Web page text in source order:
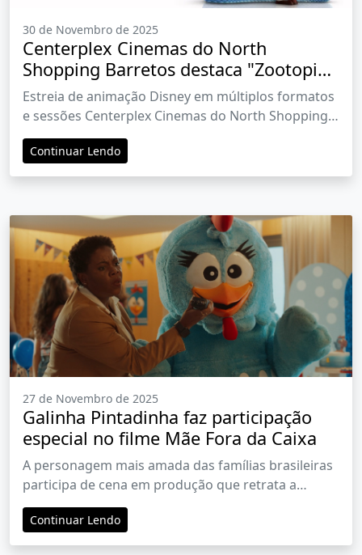
30 de Novembro de 2025
Centerplex Cinemas do North
Shopping Barretos destaca "Zootopia
2" em programação de 27 de
novembro a 3 de dezembro
Estreia de animação Disney em múltiplos formatos
e sessões Centerplex Cinemas do North Shopping
já entrou no ritmo das férias
Continuar Lendo
27 de Novembro de 2025
Galinha Pintadinha faz participação
especial no filme Mãe Fora da Caixa
A personagem mais amada das famílias brasileiras
participa de cena em produção que retrata a
maternidade com humor e emoção
Continuar Lendo